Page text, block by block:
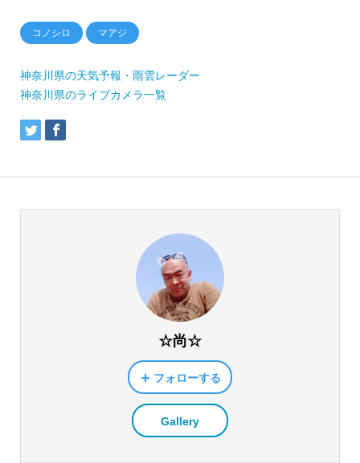
コノシロ マアジ
神奈川県の天気予報・雨雲レーダー
神奈川県のライブカメラ一覧
☆尚☆
フォローする
Gallery